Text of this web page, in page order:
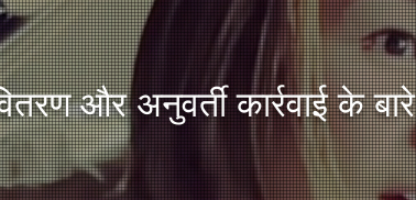
और अनुवर्ती कार्रवाई के